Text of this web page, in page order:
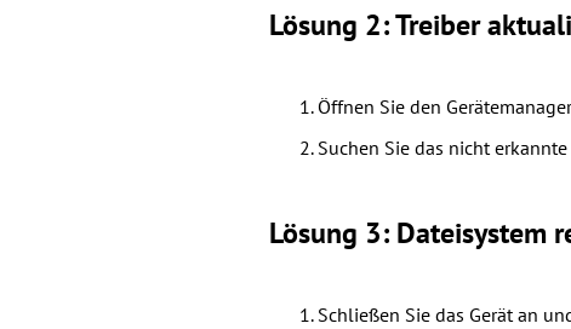
Lösung 2: Treiber
Öffnen Sie den
Suchen Sie das nicht
Lösung 3: Dateisystem
Schließen Sie das Gerät an